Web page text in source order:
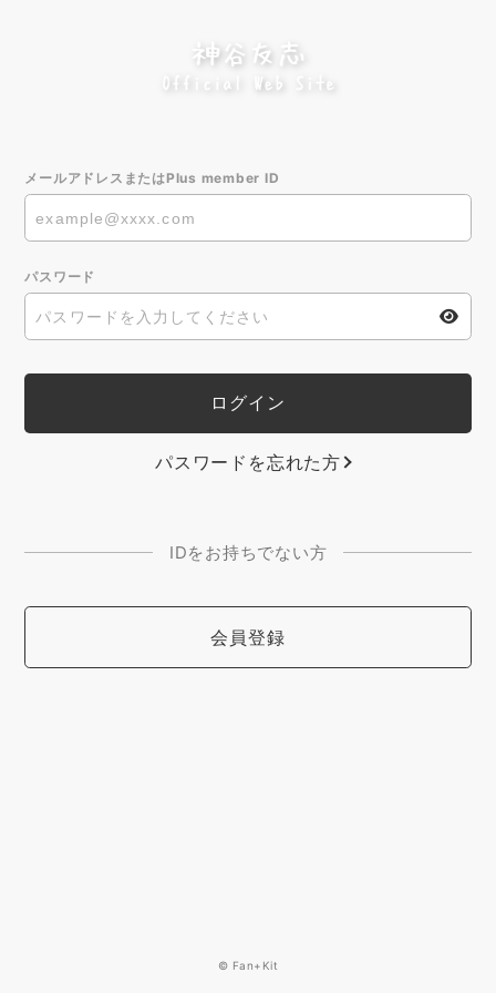
メールアドレスまたはPlus member ID
パスワード
パスワードを忘れた方
IDをお持ちでない方
会員登録
© Fan+Kit